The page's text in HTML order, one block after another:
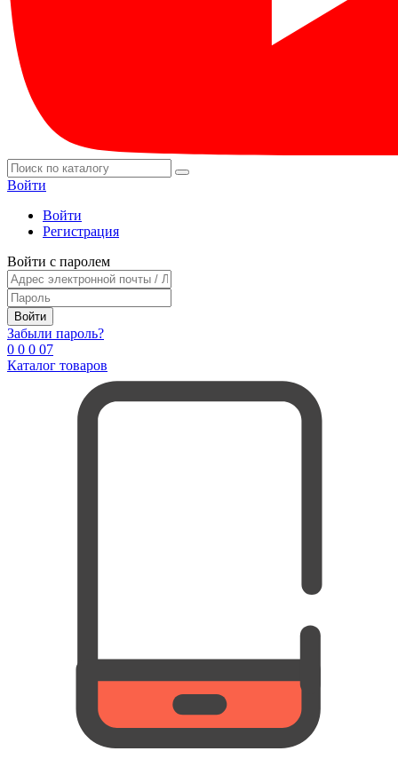
Войти
Войти
Регистрация
Войти с паролем
Войти
Забыли пароль?
0 0 0 07
Каталог товаров